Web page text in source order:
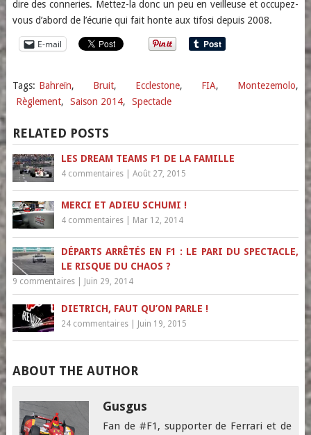
dire des conneries. Mettez-la donc un peu en veilleuse et occupez-
vous d’abord de l’écurie qui fait honte aux tifosi depuis 2008.
E-mail
Tags: Bahreïn, Bruit, Ecclestone, FIA, Montezemolo,
Règlement, Saison 2014, Spectacle
RELATED POSTS
LES DREAM TEAMS F1 DE LA FAMILLE
4 commentaires| Août 27, 2015
MERCI ET ADIEU SCHUMI !
4 commentaires| Mar 12, 2014
DÉPARTS ARRÊTÉS EN F1 : LE PARI DU SPECTACLE,
LE RISQUE DU CHAOS ?
9 commentaires| Juin 29, 2014
DIETRICH, FAUT QU’ON PARLE !
24 commentaires| Juin 19, 2015
ABOUT THE AUTHOR
Gusgus
Fan de #F1, supporter de Ferrari et de